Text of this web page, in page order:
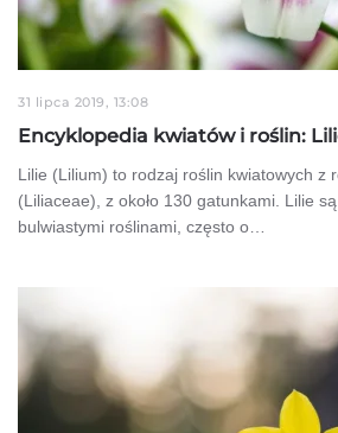
31 lipca 2019, 13:08
Encyklopedia kwiatów i roślin:
Lilie (Lilium) to rodzaj roślin kwiatowych z
(Liliaceae), z około 130 gatunkami. Lilie
bulwiastymi roślinami, często o…